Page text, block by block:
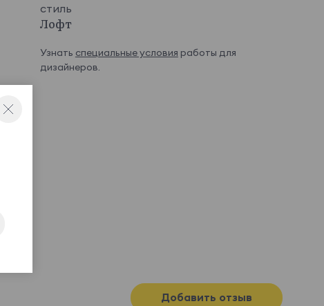
стиль
Лофт
Узнать специальные условия работы для
дизайнеров.
Добавить отзыв